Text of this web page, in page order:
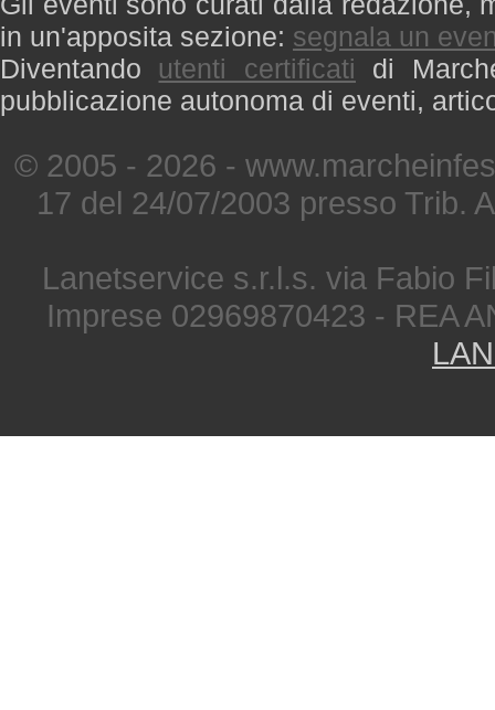
in un'apposita sezione: segnala un
Diventando utenti certificati di
pubblicazione autonoma di eventi,
© 2005 - 2026 -
17 del 24/07/2003 presso Trib.
Lanetservice s.r.l.s. via Fabio
Imprese 02969870423 - REA